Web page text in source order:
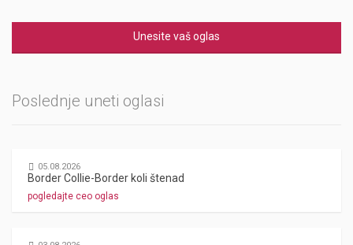
Unesite vaš oglas
Poslednje uneti oglasi
05.08.2026
Border Collie-Border koli štenad
pogledajte ceo oglas